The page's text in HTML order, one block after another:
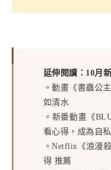
延伸閱讀：10月
。動畫《書蟲公
如清水
。 新番動畫《
看心得，成為自
。Netflix《浪漫
得 推薦